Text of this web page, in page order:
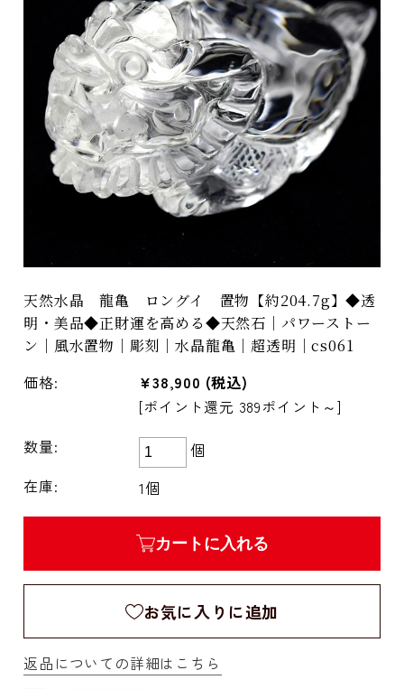
天然水晶 龍亀 ロングイ 置物【約204.7g】◆透
明・美品◆正財運を高める◆天然石｜パワーストー
ン｜風水置物｜彫刻｜水晶龍亀｜超透明｜cs061
価格: ¥38,900 (税込)
[ポイント還元 389ポイント～]
数量:
個
在庫:
1個
カートに入れる
お気に入りに追加
返品についての詳細はこちら